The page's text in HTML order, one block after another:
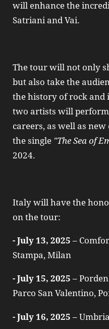
will enhance the
Satriani and Vai.
The tour will not only
but also take the
the history of rock and
two artists will
careers, as well as
the single "The Sea of
2024.
Italy will have the
on the tour:
- July 13, 2025 –
Stampa, Milan
- July 15, 2025 –
Parco San Valentino,
- July 16, 2025 –